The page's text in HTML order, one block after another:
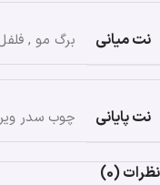
نت میانی برگ مو ,
نت پایانی چوب سدر
نظرات (0)